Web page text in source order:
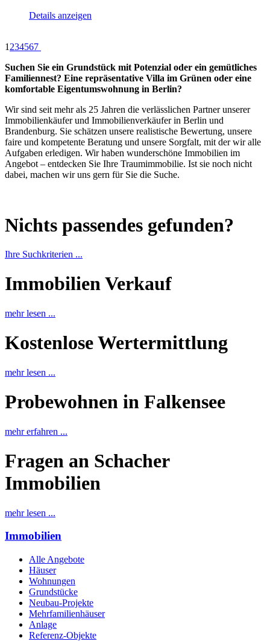
Details anzeigen
1 234567
Suchen Sie ein Grundstück mit Potenzial oder ein gemütliches
Familiennest? Eine repräsentative Villa im Grünen oder eine
komfortable Eigentumswohnung in Berlin?
Wir sind seit mehr als 25 Jahren die verlässlichen Partner unserer
Immobilienkäufer und Immobilienverkäufer in Berlin und
Brandenburg. Sie schätzen unsere realistische Bewertung, unsere
faire und kompetente Beratung und unsere Sorgfalt, mit der wir alle
Aufgaben erledigen. Wir haben wunderschöne Immobilien im
Angebot – entdecken Sie Ihre Traumimmobilie. Ist sie noch nicht
dabei, machen wir uns gern für Sie die Suche.
Nichts passendes gefunden?
Ihre Suchkriterien ...
Immobilien Verkauf
mehr lesen ...
Kostenlose Wertermittlung
mehr lesen ...
Probewohnen in Falkensee
mehr erfahren ...
Fragen an Schacher
Immobilien
mehr lesen ...
Immobilien
Alle Angebote
Häuser
Wohnungen
Grundstücke
Neubau-Projekte
Mehrfamilienhäuser
Anlage
Referenz-Objekte